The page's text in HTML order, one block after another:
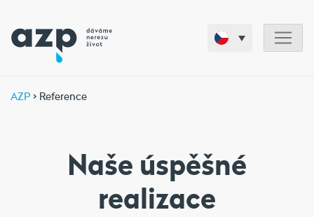
AZP > Reference
Naše úspěšné
realizace